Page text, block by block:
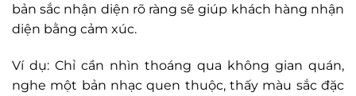
bản sắc nhận diện rõ ràng sẽ giúp khách hàng nhận
diện bằng cảm xúc.
Ví dụ: Chỉ cần nhìn thoáng qua không gian quán,
nghe một bản nhạc quen thuộc, thấy màu sắc đặc